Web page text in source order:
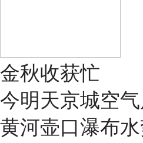
金秋收获忙
今明天京城空
黄河壶口瀑布